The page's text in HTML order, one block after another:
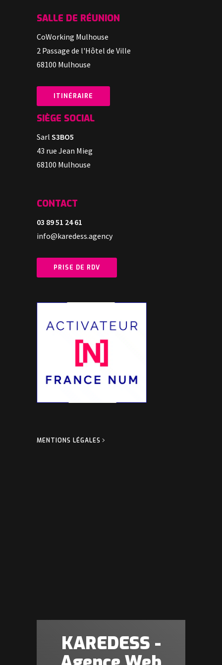
SALLE DE RÉUNION
CoWorking Mulhouse
2 Passage de l'Hôtel de Ville
68100 Mulhouse
ITINÉRAIRE
SIÈGE SOCIAL
Sarl S3BO5
43 rue Jean Mieg
68100 Mulhouse
CONTACT
03 89 51 24 61
info@karedess.agency
PRISE DE RDV
MENTIONS LÉGALES
KAREDESS -